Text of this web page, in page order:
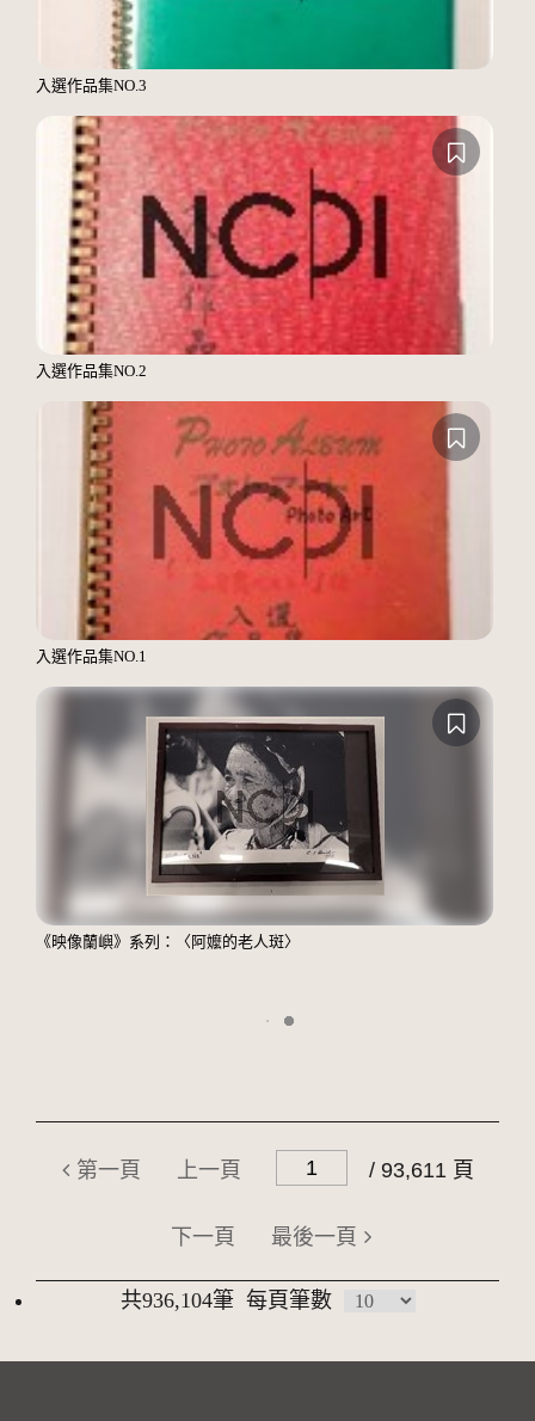
入選作品集NO.3
入選作品集NO.2
入選作品集NO.1
《映像蘭嶼》系列：〈阿嬤的老人斑〉
第一頁 上一頁 / 93,611 頁
下一頁 最後一頁
共936,104筆 每頁筆數